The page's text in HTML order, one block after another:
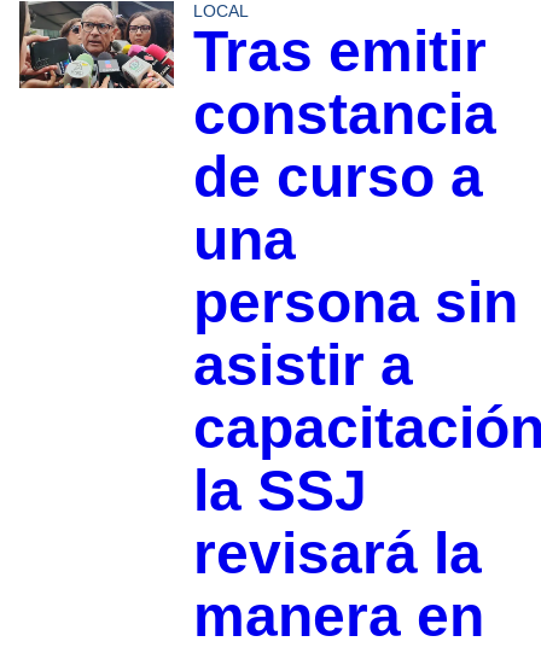
LOCAL
Tras emitir
constancia
de curso a
una
persona sin
asistir a
la SSJ
revisará la
manera en